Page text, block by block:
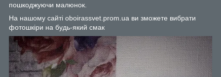
пошкоджуючи малюнок.
На нашому сайті oboirassvet.prom.ua ви зможете вибрати
фотошкіри на будь-який смак